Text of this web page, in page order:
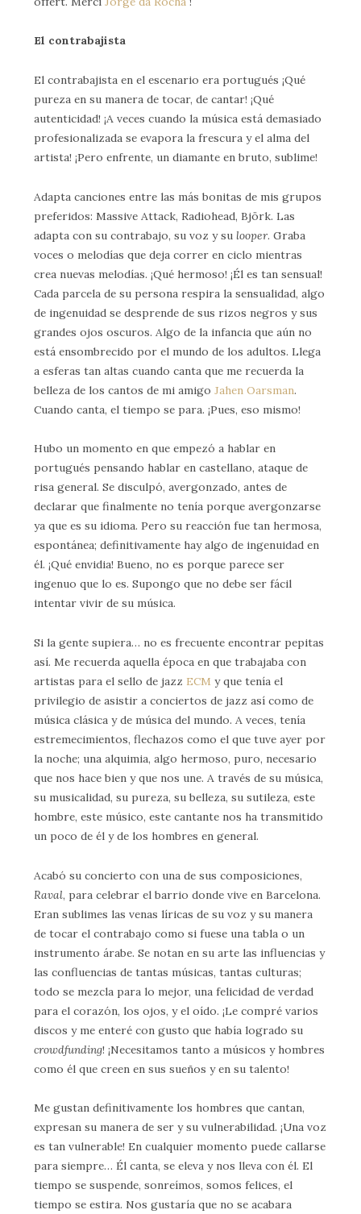
El contrabajista
El contrabajista en el escenario era portugués ¡Qué
pureza en su manera de tocar, de cantar! ¡Qué
autenticidad! ¡A veces cuando la música está demasiado
profesionalizada se evapora la frescura y el alma del
artista! ¡Pero enfrente, un diamante en bruto, sublime!
Adapta canciones entre las más bonitas de mis grupos
preferidos: Massive Attack, Radiohead, Björk. Las
adapta con su contrabajo, su voz y su looper. Graba
voces o melodías que deja correr en ciclo mientras
crea nuevas melodías. ¡Qué hermoso! ¡Él es tan sensual!
Cada parcela de su persona respira la sensualidad, algo
de ingenuidad se desprende de sus rizos negros y sus
grandes ojos oscuros. Algo de la infancia que aún no
está ensombrecido por el mundo de los adultos. Llega
a esferas tan altas cuando canta que me recuerda la
belleza de los cantos de mi amigo Jahen Oarsman.
Cuando canta, el tiempo se para. ¡Pues, eso mismo!
Hubo un momento en que empezó a hablar en
portugués pensando hablar en castellano, ataque de
risa general. Se disculpó, avergonzado, antes de
declarar que finalmente no tenía porque avergonzarse
ya que es su idioma. Pero su reacción fue tan hermosa,
espontánea; definitivamente hay algo de ingenuidad en
él. ¡Qué envidia! Bueno, no es porque parece ser
ingenuo que lo es. Supongo que no debe ser fácil
intentar vivir de su música.
Si la gente supiera… no es frecuente encontrar pepitas
así. Me recuerda aquella época en que trabajaba con
artistas para el sello de jazz ECM y que tenía el
privilegio de asistir a conciertos de jazz así como de
música clásica y de música del mundo. A veces, tenía
estremecimientos, flechazos como el que tuve ayer por
la noche; una alquimia, algo hermoso, puro, necesario
que nos hace bien y que nos une. A través de su música,
su musicalidad, su pureza, su belleza, su sutileza, este
hombre, este músico, este cantante nos ha transmitido
un poco de él y de los hombres en general.
Acabó su concierto con una de sus composiciones,
Raval, para celebrar el barrio donde vive en Barcelona.
Eran sublimes las venas líricas de su voz y su manera
de tocar el contrabajo como si fuese una tabla o un
instrumento árabe. Se notan en su arte las influencias y
las confluencias de tantas músicas, tantas culturas;
todo se mezcla para lo mejor, una felicidad de verdad
para el corazón, los ojos, y el oído. ¡Le compré varios
discos y me enteré con gusto que había logrado su
crowdfunding! ¡Necesitamos tanto a músicos y hombres
como él que creen en sus sueños y en su talento!
Me gustan definitivamente los hombres que cantan,
expresan su manera de ser y su vulnerabilidad. ¡Una voz
es tan vulnerable! En cualquier momento puede callarse
para siempre… Él canta, se eleva y nos lleva con él. El
tiempo se suspende, sonreímos, somos felices, el
tiempo se estira. Nos gustaría que no se acabara